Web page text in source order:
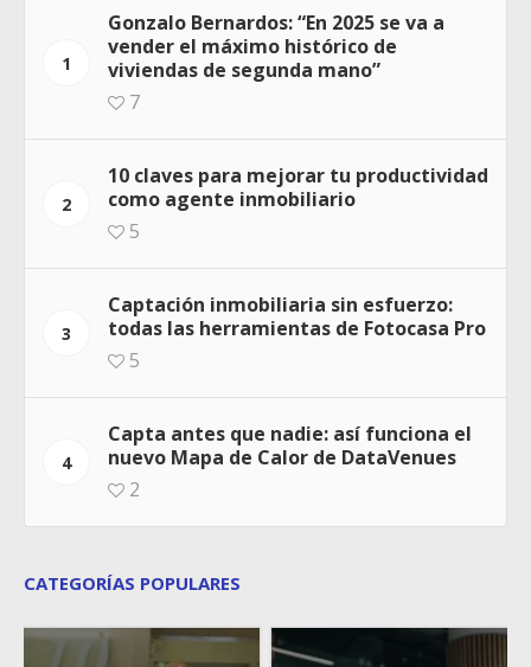
1
Gonzalo Bernardos: “En 2025 se va a
vender el máximo histórico de
viviendas de segunda mano”
7
2
10 claves para mejorar tu productividad
como agente inmobiliario
5
3
Captación inmobiliaria sin esfuerzo:
todas las herramientas de Fotocasa Pro
5
4
Capta antes que nadie: así funciona el
nuevo Mapa de Calor de DataVenues
2
CATEGORÍAS POPULARES